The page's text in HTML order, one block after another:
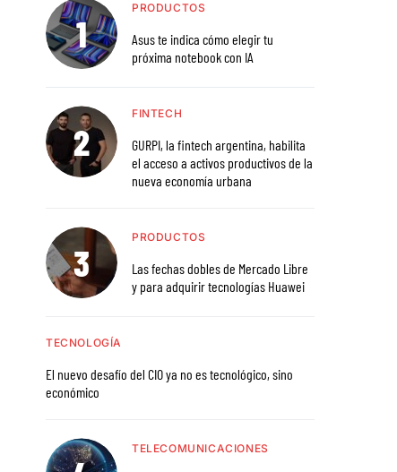
PRODUCTOS
Asus te indica cómo elegir tu
próxima notebook con IA
FINTECH
GURPI, la fintech argentina, habilita
el acceso a activos productivos de la
nueva economía urbana
PRODUCTOS
Las fechas dobles de Mercado Libre
y para adquirir tecnologías Huawei
TECNOLOGÍA
El nuevo desafío del CIO ya no es tecnológico, sino
económico
TELECOMUNICACIONES